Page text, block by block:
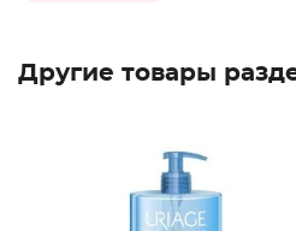
Другие товары